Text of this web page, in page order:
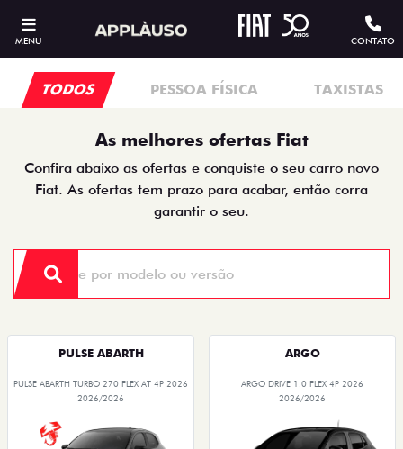
MENU CONTATO
TODOS PESSOA FÍSICA TAXISTAS
As melhores ofertas Fiat
Confira abaixo as ofertas e conquiste o seu carro novo
Fiat. As ofertas tem prazo para acabar, então corra
garantir o seu.
PULSE ABARTH
PULSE ABARTH TURBO 270 FLEX AT 4P 2026
2026/2026
ARGO
ARGO DRIVE 1.0 FLEX 4P 2026
2026/2026